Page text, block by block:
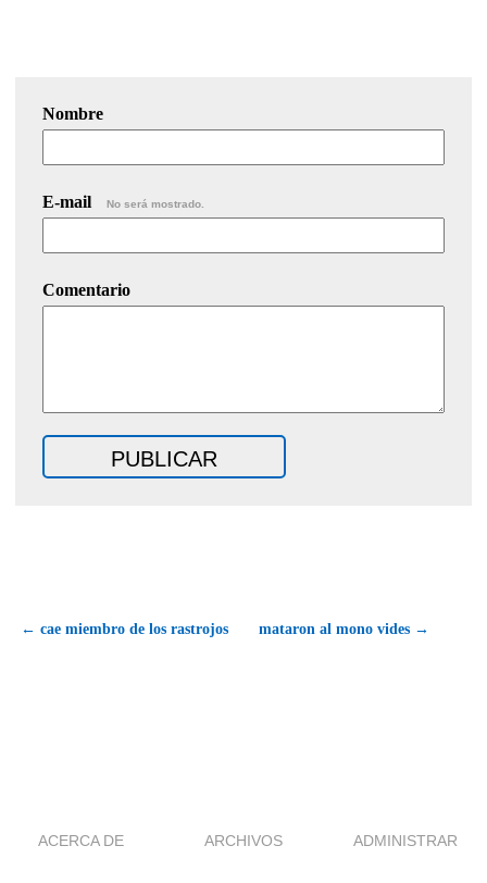
Nombre
E-mail No será mostrado.
Comentario
← cae miembro de los rastrojos mataron al mono vides →
ACERCA DE ARCHIVOS ADMINISTRAR